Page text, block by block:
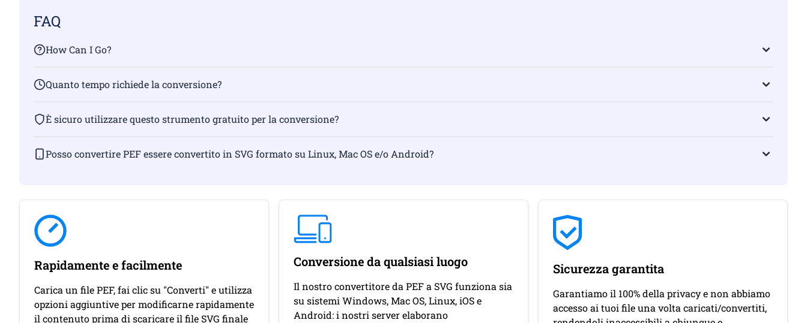
FAQ
How Can I Go?
Quanto tempo richiede la conversione?
È sicuro utilizzare questo strumento gratuito per la conversione?
Posso convertire PEF essere convertito in SVG formato su Linux, Mac OS e/o Android?
Rapidamente e facilmente
Carica un file PEF, fai clic su "Converti" e utilizza
opzioni aggiuntive per modificarne rapidamente
il contenuto prima di scaricare il file SVG finale
Conversione da qualsiasi luogo
Il nostro convertitore da PEF a SVG funziona sia
su sistemi Windows, Mac OS, Linux, iOS e
Android: i nostri server elaborano
Sicurezza garantita
Garantiamo il 100% della privacy e non abbiamo
accesso ai tuoi file una volta caricati/convertiti,